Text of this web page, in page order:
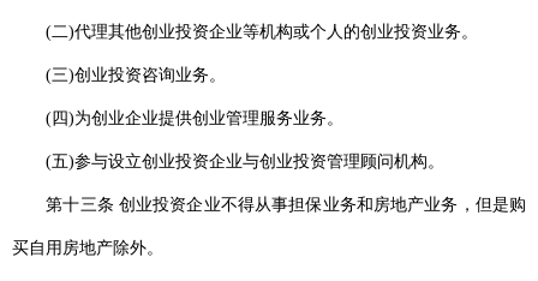
(二)代理其他创业投资企业等机构或个人的创业投资业务。
(三)创业投资咨询业务。
(四)为创业企业提供创业管理服务业务。
(五)参与设立创业投资企业与创业投资管理顾问机构。
第十三条 创业投资企业不得从事担保业务和房地产业务，但是购
买自用房地产除外。